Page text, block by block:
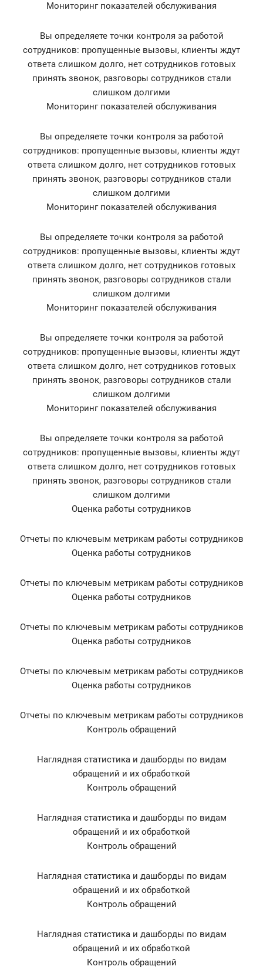
Мониторинг показателей обслуживания
Вы определяете точки контроля за работой
сотрудников: пропущенные вызовы, клиенты ждут
ответа слишком долго, нет сотрудников готовых
принять звонок, разговоры сотрудников стали
слишком долгими
Мониторинг показателей обслуживания
Вы определяете точки контроля за работой
сотрудников: пропущенные вызовы, клиенты ждут
ответа слишком долго, нет сотрудников готовых
принять звонок, разговоры сотрудников стали
слишком долгими
Мониторинг показателей обслуживания
Вы определяете точки контроля за работой
сотрудников: пропущенные вызовы, клиенты ждут
ответа слишком долго, нет сотрудников готовых
принять звонок, разговоры сотрудников стали
слишком долгими
Мониторинг показателей обслуживания
Вы определяете точки контроля за работой
сотрудников: пропущенные вызовы, клиенты ждут
ответа слишком долго, нет сотрудников готовых
принять звонок, разговоры сотрудников стали
слишком долгими
Мониторинг показателей обслуживания
Вы определяете точки контроля за работой
сотрудников: пропущенные вызовы, клиенты ждут
ответа слишком долго, нет сотрудников готовых
принять звонок, разговоры сотрудников стали
слишком долгими
Оценка работы сотрудников
Отчеты по ключевым метрикам работы сотрудников
Оценка работы сотрудников
Отчеты по ключевым метрикам работы сотрудников
Оценка работы сотрудников
Отчеты по ключевым метрикам работы сотрудников
Оценка работы сотрудников
Отчеты по ключевым метрикам работы сотрудников
Оценка работы сотрудников
Отчеты по ключевым метрикам работы сотрудников
Контроль обращений
Наглядная статистика и дашборды по видам
обращений и их обработкой
Контроль обращений
Наглядная статистика и дашборды по видам
обращений и их обработкой
Контроль обращений
Наглядная статистика и дашборды по видам
обращений и их обработкой
Контроль обращений
Наглядная статистика и дашборды по видам
обращений и их обработкой
Контроль обращений